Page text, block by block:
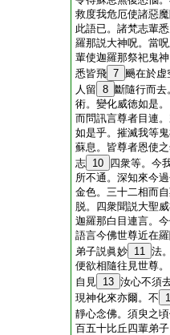
救度我危厄使諸惡
此語已。諸梵志輩
羅那説大神呪。當
輩使迦羅那祭祀鬼
悉皆飛 7 颺在於
人留 8 斷隨行而
術。變化威徳如是
而問訊言尊者目連
如是乎。摧滅我等
蘇息。皆尊者恩使
志 10 四衆等。今
所不通。深知來今
金色。三十二相而
脱。四衆聞説大聖
迦羅那白目連言。
語言今佛世尊近在
弟子説眞妙 11 法
便欲相隨往見世尊
自見 13 汝心不須
現神化來亦爾。不
靜心念佛。須臾之
百五十比丘四輩弟